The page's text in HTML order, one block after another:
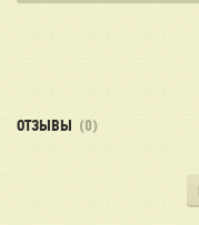
ОТЗЫВЫ (0)